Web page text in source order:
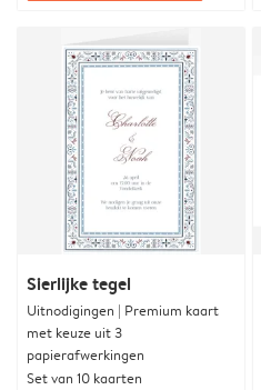
Sierlijke tegel
Uitnodigingen | Premium kaart
met keuze uit 3
papierafwerkingen
Set van 10 kaarten